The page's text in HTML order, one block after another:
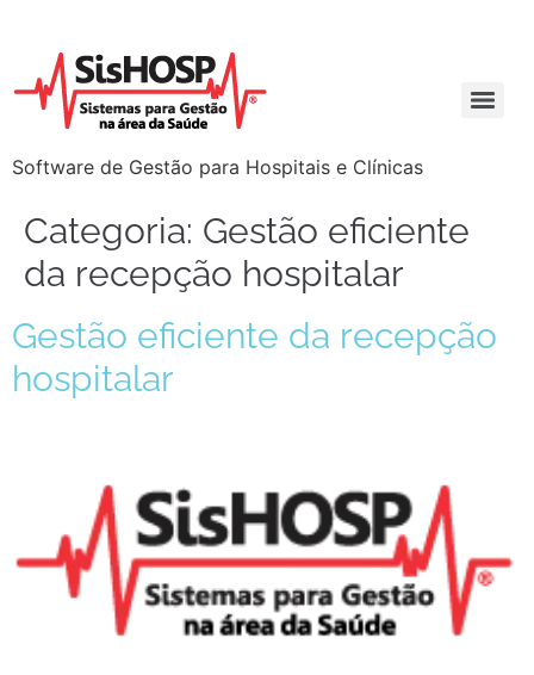
Software de Gestão para Hospitais e Clínicas
Categoria: Gestão eficiente
da recepção hospitalar
Gestão eficiente da recepção
hospitalar